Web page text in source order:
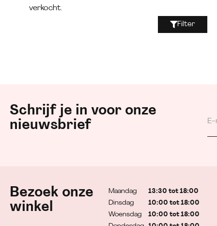
verkocht.
Filter
Schrijf je in voor onze
nieuwsbrief
Bezoek onze
winkel
Maandag
Dinsdag
Woensdag
13:30 tot 18:00
10:00 tot 18:00
10:00 tot 18:00